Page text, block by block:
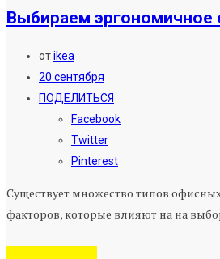
Выбираем эргономичное
отikea
20 сентября
ПОДЕЛИТЬСЯ
Facebook
Twitter
Pinterest
Существует множество типов
факторов, которые влияют на на